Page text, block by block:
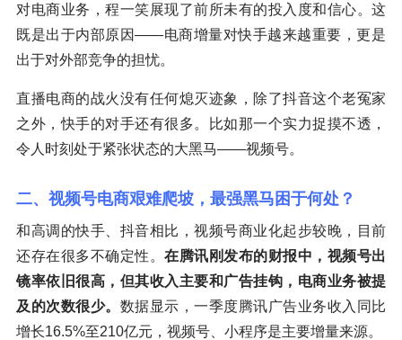
对电商业务，程一笑展现了前所未有的投入度和信心。这
既是出于内部原因——电商增量对快手越来越重要，更是
出于对外部竞争的担忧。
直播电商的战火没有任何熄灭迹象，除了抖音这个老冤家
之外，快手的对手还有很多。比如那一个实力捉摸不透，
令人时刻处于紧张状态的大黑马——视频号。
二、视频号电商艰难爬坡，最强黑马困于何处？
和高调的快手、抖音相比，视频号商业化起步较晚，目前
还存在很多不确定性。 在腾讯刚发布的财报中，视频号出
镜率依旧很高，但其收入主要和广告挂钩，电商业务被提
及的次数很少。 数据显示，一季度腾讯广告业务收入同比
增长16.5%至210亿元，视频号、小程序是主要增量来源。